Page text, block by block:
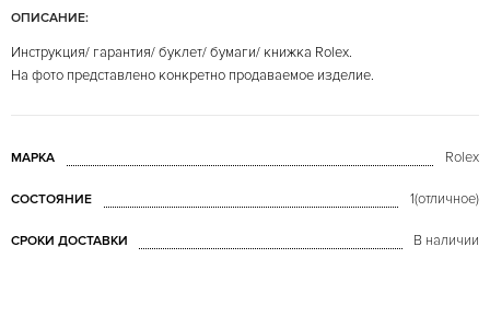
ОПИСАНИЕ:
Инструкция/ гарантия/ буклет/ бумаги/ книжка Rolex.
На фото представлено конкретно продаваемое изделие.
МАРКА Rolex
СОСТОЯНИЕ 1(отличное)
СРОКИ ДОСТАВКИ В наличии